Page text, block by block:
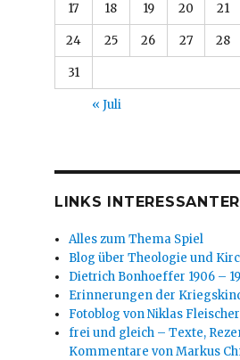
17 18 19 20 21
24 25 26 27 28
31
« Juli
LINKS
Alles zum Thema Spiel
Blog über Theologie und
Dietrich Bonhoeffer 1906 –
Erinnerungen der
Fotoblog von Niklas Fleischer
frei und gleich – Texte,
Kommentare von Markus